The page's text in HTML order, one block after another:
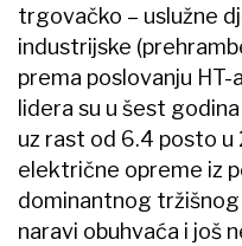
trgovačko – uslužne
industrijske
prema poslovanju
lidera su u šest
uz rast od 6.4 posto
električne opreme iz
dominantnog
naravi obuhvaća i još